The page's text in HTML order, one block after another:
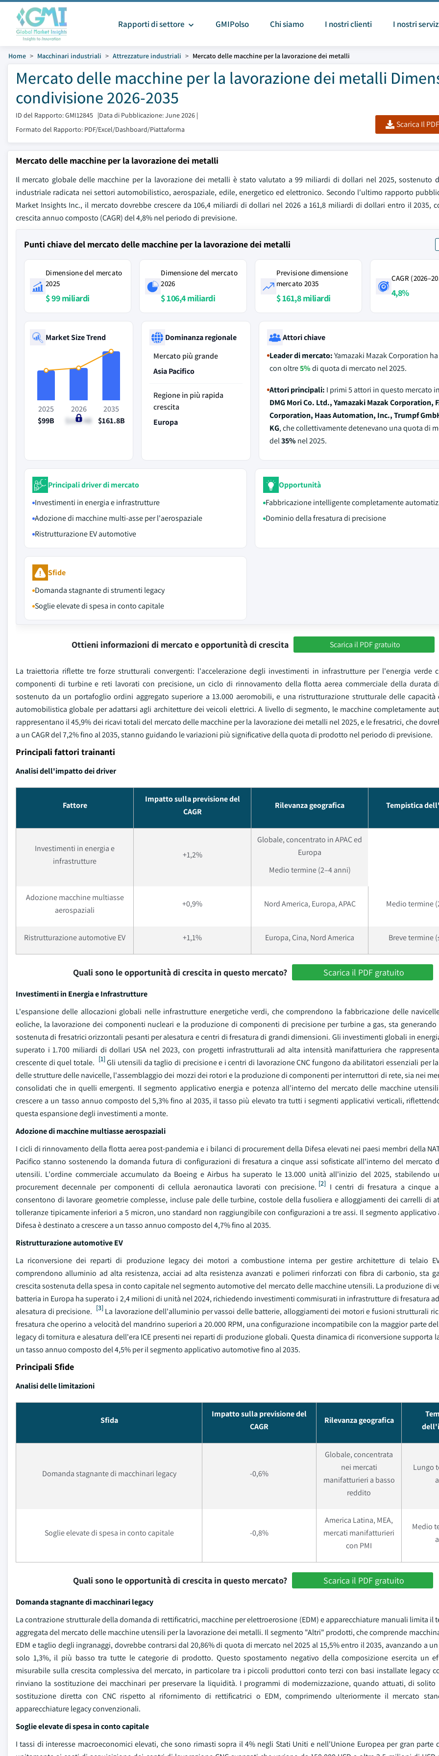
Rapporti di settore GMIPolso Chi siamo I nostri clienti I nostri
Home Macchinari industriali Attrezzature industriali Mercato delle macchine per la lavorazione dei metalli
Mercato delle macchine per la lavorazione dei metalli
condivisione 2026-2035
ID del Rapporto: GMI12845 |Data di Pubblicazione: June 2026 |
Formato del Rapporto: PDF/Excel/Dashboard/Piattaforma
Scarica Il
Mercato delle macchine per la lavorazione dei metalli
Il mercato globale delle macchine per la lavorazione dei metalli è stato valutato a 99 miliardi di dollari nel 2025, sostenuto
industriale radicata nei settori automobilistico, aerospaziale, edile, energetico ed elettronico. Secondo l'ultimo rapporto
Market Insights Inc., il mercato dovrebbe crescere da 106,4 miliardi di dollari nel 2026 a 161,8 miliardi di dollari entro il 2035,
crescita annuo composto (CAGR) del 4,8% nel periodo di previsione.
Punti chiave del mercato delle macchine per la lavorazione dei metalli
Dimensione del mercato
2025
$ 99 miliardi
Dimensione del mercato
2026
$ 106,4 miliardi
Previsione dimensione
mercato 2035
$ 161,8 miliardi
CAGR
4,8%
Market Size Trend
2025
$99B
2026
$106.4B
2035
$161.8B
Dominanza regionale
Mercato più grande
Asia Pacifico
Regione in più rapida
crescita
Europa
Attori chiave
Leader di mercato:Yamazaki Mazak Corporation
con oltre5%di quota di mercato nel 2025.
Attori principali: I primi 5 attori in questo mercato
DMG Mori Co. Ltd., Yamazaki Mazak Corporation,
Corporation, Haas Automation, Inc., Trumpf
KG, che collettivamente detenevano una quota di
del35% nel 2025.
Principali driver di mercato
Investimenti in energia e infrastrutture
Adozione di macchine multi-asse per l'aerospaziale
Ristrutturazione EV automotive
Opportunità
Fabbricazione intelligente completamente
Dominio della fresatura di precisione
Sfide
Domanda stagnante di strumenti legacy
Soglie elevate di spesa in conto capitale
Ottieni informazioni di mercato e opportunità di crescita Scarica il PDF gratuito
La traiettoria riflette tre forze strutturali convergenti: l'accelerazione degli investimenti in infrastrutture per l'energia verde
componenti di turbine e reti lavorati con precisione, un ciclo di rinnovamento della flotta aerea commerciale della durata
sostenuto da un portafoglio ordini aggregato superiore a 13.000 aeromobili, e una ristrutturazione strutturale delle
automobilistica globale per adattarsi agli architetture dei veicoli elettrici. A livello di segmento, le macchine completamente
rappresentano il 45,9% dei ricavi totali del mercato delle macchine per la lavorazione dei metalli nel 2025, e le fresatrici, che
a un CAGR del 7,2% fino al 2035, stanno guidando le variazioni più significative della quota di prodotto nel periodo di previsione.
Principali fattori trainanti
Analisi dell'impatto dei driver
Fattore
Impatto sulla previsione del
CAGR
Rilevanza geografica Tempistica
Investimenti in energia e
infrastrutture
+1,2%
Globale, concentrato in APAC ed
Europa
Medio termine (2–4 anni)
Adozione macchine multiasse
aerospaziali
+0,9% Nord America, Europa, APAC Medio termine
Ristrutturazione automotive EV +1,1% Europa, Cina, Nord America Breve termine
Quali sono le opportunità di crescita in questo mercato? Scarica il PDF gratuito
Investimenti in Energia e Infrastrutture
L'espansione delle allocazioni globali nelle infrastrutture energetiche verdi, che comprendono la fabbricazione delle
eoliche, la lavorazione dei componenti nucleari e la produzione di componenti di precisione per turbine a gas, sta
sostenuta di fresatrici orizzontali pesanti per alesatura e centri di fresatura di grandi dimensioni. Gli investimenti globali in
superato i 1.700 miliardi di dollari USA nel 2023, con progetti infrastrutturali ad alta intensità manifatturiera che
crescente di quel totale. [1]Gli utensili da taglio di precisione e i centri di lavorazione CNC fungono da abilitatori essenziali per
delle strutture delle navicelle, l'assemblaggio dei mozzi dei rotori e la produzione di componenti per interruttori di rete, sia nei
consolidati che in quelli emergenti. Il segmento applicativo energia e potenza all'interno del mercato delle macchine
crescere a un tasso annuo composto del 5,3% fino al 2035, il tasso più elevato tra tutti i segmenti applicativi verticali,
questa espansione degli investimenti a monte.
Adozione di macchine multiasse aerospaziali
I cicli di rinnovamento della flotta aerea post-pandemia e i bilanci di procurement della Difesa elevati nei paesi membri della
Pacifico stanno sostenendo la domanda futura di configurazioni di fresatura a cinque assi sofisticate all'interno del mercato
utensili. L'ordine commerciale accumulato da Boeing e Airbus ha superato le 13.000 unità all'inizio del 2025, stabilendo
procurement decennale per componenti di cellula aeronautica lavorati con precisione. [2] I centri di fresatura a cinque
consentono di lavorare geometrie complesse, incluse pale delle turbine, costole della fusoliera e alloggiamenti dei carrelli di
tolleranze tipicamente inferiori a 5 micron, uno standard non raggiungibile con configurazioni a tre assi. Il segmento applicativo
Difesa è destinato a crescere a un tasso annuo composto del 4,7% fino al 2035.
Ristrutturazione automotive EV
La riconversione dei reparti di produzione legacy dei motori a combustione interna per gestire architetture di telaio
comprendono alluminio ad alta resistenza, acciai ad alta resistenza avanzati e polimeri rinforzati con fibra di carbonio, sta
crescita sostenuta della spesa in conto capitale nel segmento automotive del mercato delle macchine utensili. La produzione di
batteria in Europa ha superato i 2,4 milioni di unità nel 2024, richiedendo investimenti commisurati in infrastrutture di fresatura
alesatura di precisione. [3]La lavorazione dell'alluminio per vassoi delle batterie, alloggiamenti dei motori e fusioni strutturali
fresatura che operino a velocità del mandrino superiori a 20.000 RPM, una configurazione incompatibile con la maggior parte
legacy di tornitura e alesatura dell'era ICE presenti nei reparti di produzione globali. Questa dinamica di riconversione supporta
un tasso annuo composto del 4,5% per il segmento applicativo automotive fino al 2035.
Principali Sfide
Analisi delle limitazioni
Sfida
Impatto sulla previsione del
CAGR
Rilevanza geografica
Domanda stagnante di macchinari legacy -0,6%
Globale, concentrata
nei mercati
manifatturieri a basso
reddito
Lungo
Soglie elevate di spesa in conto capitale -0,8%
America Latina, MEA,
mercati manifatturieri
con PMI
Medio
Quali sono le opportunità di crescita in questo mercato? Scarica il PDF gratuito
Domanda stagnante di macchinari legacy
La contrazione strutturale della domanda di rettificatrici, macchine per elettroerosione (EDM) e apparecchiature manuali limita il
aggregata del mercato delle macchine utensili per la lavorazione dei metalli. Il segmento "Altri" prodotti, che comprende
EDM e taglio degli ingranaggi, dovrebbe contrarsi dal 20,86% di quota di mercato nel 2025 al 15,5% entro il 2035, avanzando a un
solo 1,3%, il più basso tra tutte le categorie di prodotto. Questo spostamento negativo della composizione esercita un
misurabile sulla crescita complessiva del mercato, in particolare tra i piccoli produttori conto terzi con basi installate legacy
rinviano la sostituzione dei macchinari per preservare la liquidità. I programmi di modernizzazione, quando attuati, di solito
sostituzione diretta con CNC rispetto al rifornimento di rettificatrici o EDM, comprimendo ulteriormente il mercato
apparecchiature legacy convenzionali.
Soglie elevate di spesa in conto capitale
I tassi di interesse macroeconomici elevati, che sono rimasti sopra il 4% negli Stati Uniti e nell'Unione Europea per gran parte